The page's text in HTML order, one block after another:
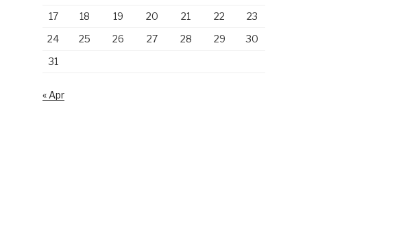
17
18 19 20 21 22
23
24
25 26 27 28 29
30
31
« Apr